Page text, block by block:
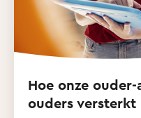
Hoe onze
ouders versterkt